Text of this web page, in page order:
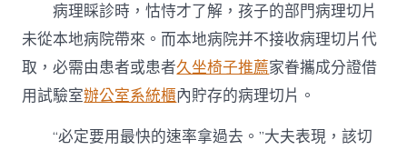
病理睬診時，怙恃才了解，孩子的部門病理切片
未從本地病院帶來。而本地病院并不接收病理切片代
取，必需由患者或患者久坐椅子推薦家眷攜成分證借
用試驗室辦公室系統櫃內貯存的病理切片。
“必定要用最快的速率拿過去。”大夫表現，該切